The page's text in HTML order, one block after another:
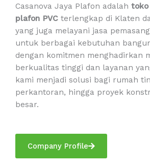
Casanova Jaya Plafon adalah
plafon PVC terlengkap di Klaten
yang juga melayani jasa
untuk berbagai kebutuhan
dengan komitmen menghadirkan
berkualitas tinggi dan layanan
kami menjadi solusi bagi rumah
perkantoran, hingga proyek
besar.
Company Profile